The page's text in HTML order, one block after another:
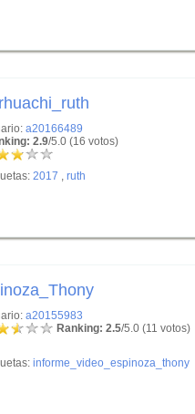
a20166489
2.9/5.0 (16 votos)
2017 , ruth
a20155983
Ranking: 2.5/5.0 (11 votos)
informe_video_espinoza_thony